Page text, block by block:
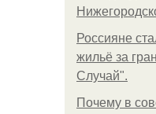
Россияне
жильё за
Случай".
Почему в